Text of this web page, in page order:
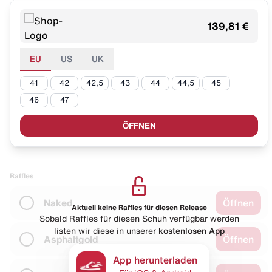
139,81 €
EU US UK
41 42 42,5 43 44 44,5 45
46 47
ÖFFNEN
Raffles
Naked Öffnen
Asphaltgold Öffnen
Aktuell keine Raffles für diesen Release
Sobald Raffles für diesen Schuh verfügbar werden
listen wir diese in unserer kostenlosen App
App herunterladen